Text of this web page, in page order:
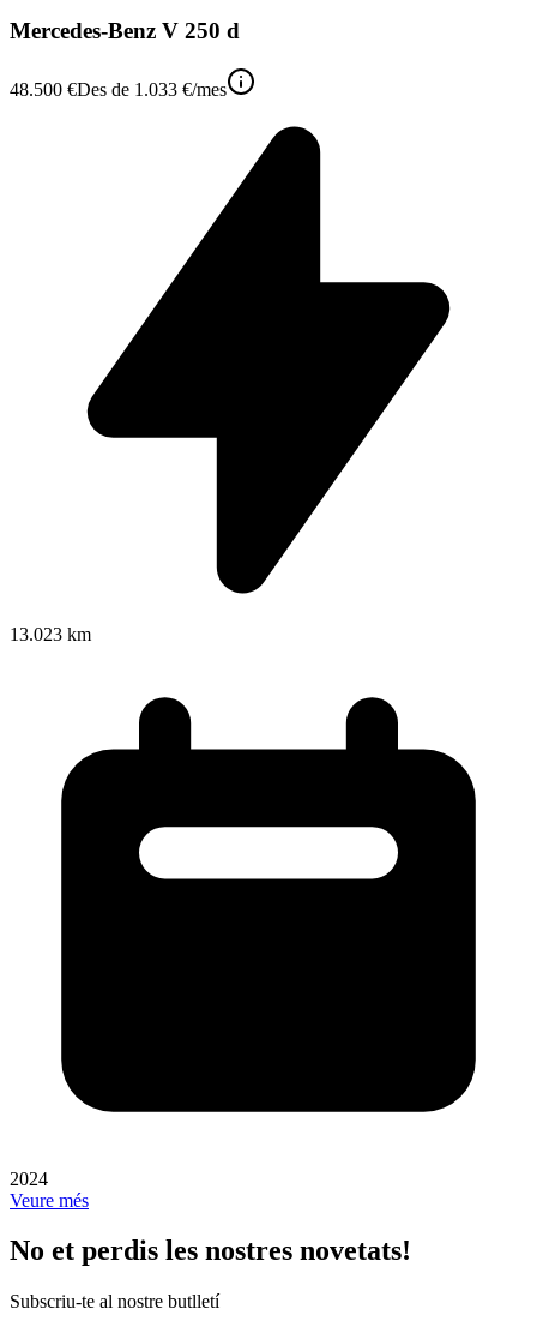
Mercedes-Benz V 250 d
48.500 €Des de 1.033 €/mes
13.023 km
2024
Veure més
No et perdis les nostres novetats!
Subscriu-te al nostre butlletí